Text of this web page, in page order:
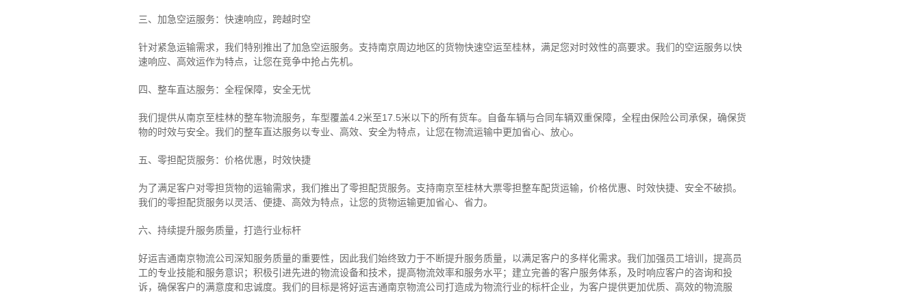
三、加急空运服务：快速响应，跨越时空
针对紧急运输需求，我们特别推出了加急空运服务。支持南京周边地区的货物快速空运至桂林，满足您对时效性的高要求。我们的空运服务以快
速响应、高效运作为特点，让您在竞争中抢占先机。
四、整车直达服务：全程保障，安全无忧
我们提供从南京至桂林的整车物流服务，车型覆盖4.2米至17.5米以下的所有货车。自备车辆与合同车辆双重保障，全程由保险公司承保，确保货
物的时效与安全。我们的整车直达服务以专业、高效、安全为特点，让您在物流运输中更加省心、放心。
五、零担配货服务：价格优惠，时效快捷
为了满足客户对零担货物的运输需求，我们推出了零担配货服务。支持南京至桂林大票零担整车配货运输，价格优惠、时效快捷、安全不破损。
我们的零担配货服务以灵活、便捷、高效为特点，让您的货物运输更加省心、省力。
六、持续提升服务质量，打造行业标杆
好运吉通南京物流公司深知服务质量的重要性，因此我们始终致力于不断提升服务质量，以满足客户的多样化需求。我们加强员工培训，提高员
工的专业技能和服务意识；积极引进先进的物流设备和技术，提高物流效率和服务水平；建立完善的客户服务体系，及时响应客户的咨询和投
诉，确保客户的满意度和忠诚度。我们的目标是将好运吉通南京物流公司打造成为物流行业的标杆企业，为客户提供更加优质、高效的物流服